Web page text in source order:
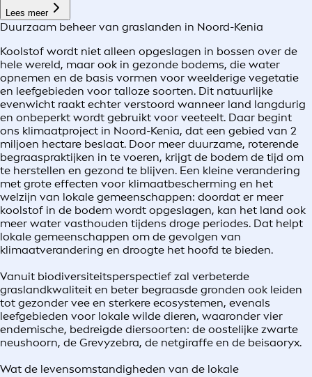
Lees meer
Duurzaam beheer van graslanden in Noord-Kenia
Koolstof wordt niet alleen opgeslagen in bossen over de
hele wereld, maar ook in gezonde bodems, die water
opnemen en de basis vormen voor weelderige vegetatie
en leefgebieden voor talloze soorten. Dit natuurlijke
evenwicht raakt echter verstoord wanneer land langdurig
en onbeperkt wordt gebruikt voor veeteelt. Daar begint
ons klimaatproject in Noord-Kenia, dat een gebied van 2
miljoen hectare beslaat. Door meer duurzame, roterende
begraaspraktijken in te voeren, krijgt de bodem de tijd om
te herstellen en gezond te blijven. Een kleine verandering
met grote effecten voor klimaatbescherming en het
welzijn van lokale gemeenschappen: doordat er meer
koolstof in de bodem wordt opgeslagen, kan het land ook
meer water vasthouden tijdens droge periodes. Dat helpt
lokale gemeenschappen om de gevolgen van
klimaatverandering en droogte het hoofd te bieden.
Vanuit biodiversiteitsperspectief zal verbeterde
graslandkwaliteit en beter begraasde gronden ook leiden
tot gezonder vee en sterkere ecosystemen, evenals
leefgebieden voor lokale wilde dieren, waaronder vier
endemische, bedreigde diersoorten: de oostelijke zwarte
neushoorn, de Grevyzebra, de netgiraffe en de beisaoryx.
Wat de levensomstandigheden van de lokale